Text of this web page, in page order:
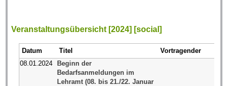
Veranstaltungsübersicht [2024] [social]
Datum Titel
Vortragender
08.01.2024
Beginn der
Bedarfsanmeldungen im
Lehramt (08. bis 21./22. Januar